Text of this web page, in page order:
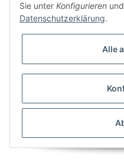
* Alle Preise inkl.
© domsport GbR
Sie unter Konfigurieren
Datenschutzerklärung.
Alle